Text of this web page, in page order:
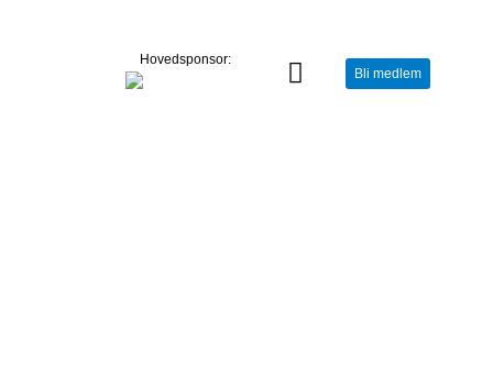
Hovedsponsor:
Bli medlem